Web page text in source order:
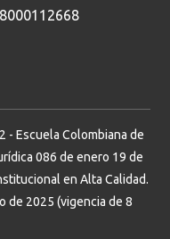
Escuela Colombiana de
086 de enero 19 de
en Alta Calidad.
de 2025 (vigencia de 8